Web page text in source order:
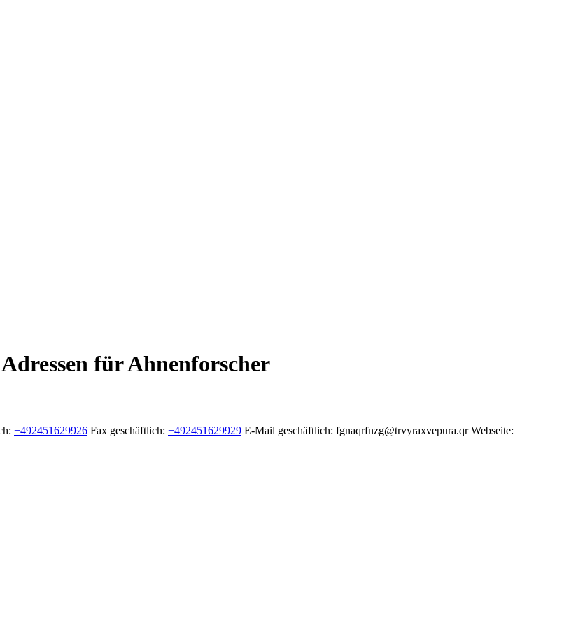
für Ahnenforscher
: +492451629926 Fax geschäftlich: +492451629929 E-Mail geschäftlich: fgnaqrfnzg@trvyraxvepura.qr Webseite: